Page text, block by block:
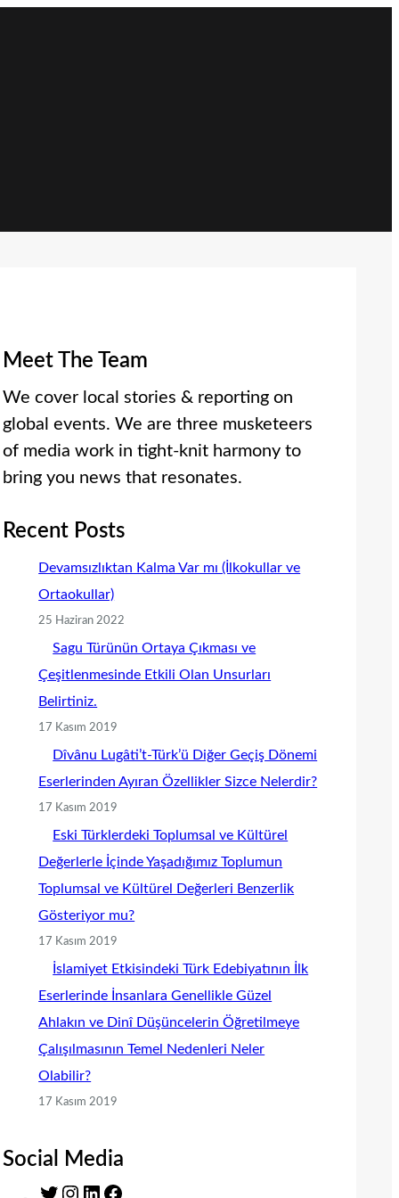
Meet The Team
We cover local stories & reporting on
global events. We are three musketeers
of media work in tight-knit harmony to
bring you news that resonates.
Recent Posts
Devamsızlıktan Kalma Var mı (İlkokullar ve
Ortaokullar)
25 Haziran 2022
Sagu Türünün Ortaya Çıkması ve
Çeşitlenmesinde Etkili Olan Unsurları
Belirtiniz.
17 Kasım 2019
Dîvânu Lugâti’t-Türk’ü Diğer Geçiş Dönemi
Eserlerinden Ayıran Özellikler Sizce Nelerdir?
17 Kasım 2019
Eski Türklerdeki Toplumsal ve Kültürel
Değerlerle İçinde Yaşadığımız Toplumun
Toplumsal ve Kültürel Değerleri Benzerlik
Gösteriyor mu?
17 Kasım 2019
İslamiyet Etkisindeki Türk Edebiyatının İlk
Eserlerinde İnsanlara Genellikle Güzel
Ahlakın ve Dinî Düşüncelerin Öğretilmeye
Çalışılmasının Temel Nedenleri Neler
Olabilir?
17 Kasım 2019
Social Media